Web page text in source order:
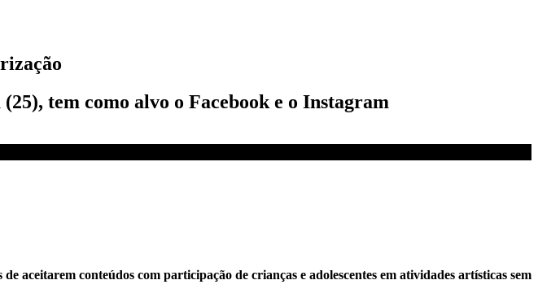
tem como alvo o Facebook e o Instagram
aceitarem conteúdos com participação de crianças e adolescentes em atividades artísticas sem